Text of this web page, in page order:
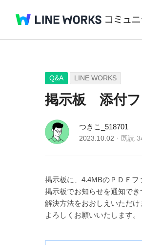
Q&A LINE WORKS
掲示板 添付フ
つきこ_518701
2023.10.02 既読
掲示板に、4.4MBのＰＤＦフ
掲示板でお知らせを通知でき
解決方法をおおしえいただけ
よろしくお願いいたします。